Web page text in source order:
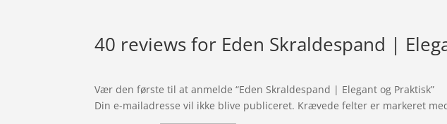
40 reviews for Eden Skraldespand |
Vær den første til at anmelde “Eden Skraldespand | Elegant og Praktisk”
Din e-mailadresse vil ikke blive publiceret. Krævede felter er markeret